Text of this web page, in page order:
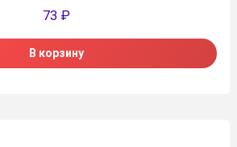
73 ₽
В корзину